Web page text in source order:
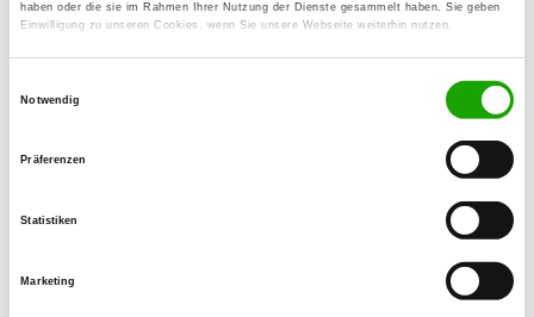
haben oder die sie im Rahmen Ihrer Nutzung der Dienste gesammelt haben. Sie geben
Einwilligung zu unseren Cookies, wenn Sie unsere Webseite weiterhin nutzen.
Notwendig
Präferenzen
Statistiken
Marketing